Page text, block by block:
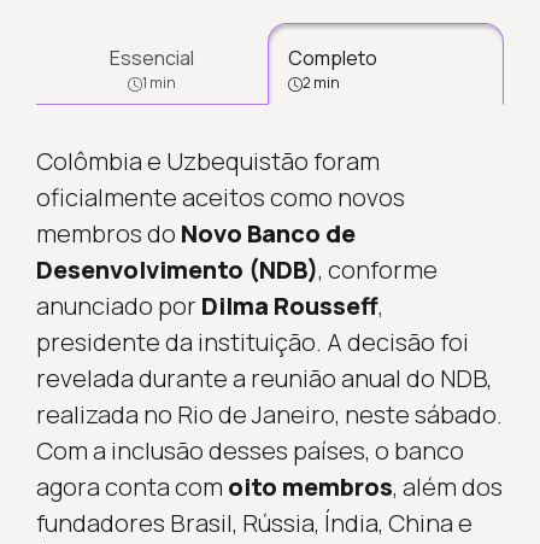
Essencial
1 min
Completo
2 min
Colômbia e Uzbequistão foram
oficialmente aceitos como novos
membros do Novo Banco de
Desenvolvimento (NDB), conforme
anunciado por Dilma Rousseff,
presidente da instituição. A decisão foi
revelada durante a reunião anual do NDB,
realizada no Rio de Janeiro, neste sábado.
Com a inclusão desses países, o banco
agora conta com oito membros, além dos
fundadores Brasil, Rússia, Índia, China e